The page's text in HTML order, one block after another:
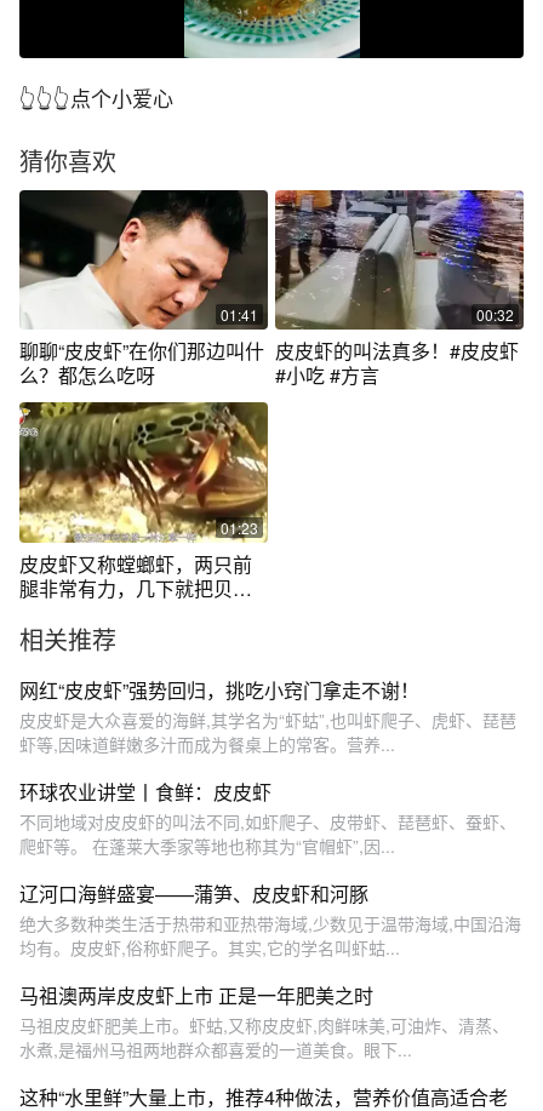
👆👆👆点个小爱心
猜你喜欢
01:41
聊聊“皮皮虾”在你们那边叫什
么？都怎么吃呀
00:32
皮皮虾的叫法真多！#皮皮虾
#小吃 #方言
01:23
皮皮虾又称螳螂虾，两只前
腿非常有力，几下就把贝壳
相关推荐
网红“皮皮虾”强势回归，挑吃小窍门拿走不谢！
皮皮虾是大众喜爱的海鲜,其学名为“虾蛄”,也叫虾爬子、虎虾、琵琶
虾等,因味道鲜嫩多汁而成为餐桌上的常客。营养...
环球农业讲堂丨食鲜：皮皮虾
不同地域对皮皮虾的叫法不同,如虾爬子、皮带虾、琵琶虾、蚕虾、
爬虾等。 在蓬莱大季家等地也称其为“官帽虾”,因...
辽河口海鲜盛宴——蒲笋、皮皮虾和河豚
绝大多数种类生活于热带和亚热带海域,少数见于温带海域,中国沿海
均有。皮皮虾,俗称虾爬子。其实,它的学名叫虾蛄...
马祖澳两岸皮皮虾上市 正是一年肥美之时
马祖皮皮虾肥美上市。虾蛄,又称皮皮虾,肉鲜味美,可油炸、清蒸、
水煮,是福州马祖两地群众都喜爱的一道美食。眼下...
这种“水里鲜”大量上市，推荐4种做法，营养价值高适合老